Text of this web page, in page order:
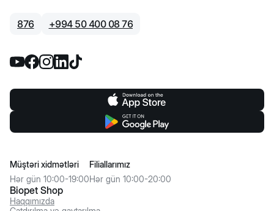
876 +994 50 400 08 76
Biopet Shop
Haqqımızda
Müştəri xidmətləri
Hər gün 10:00-19:00
Filiallarımız
Hər gün 10:00-20:00